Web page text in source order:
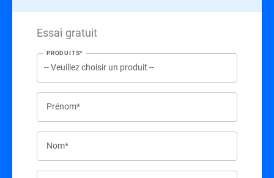
Essai gratuit
PRODUITS*
Prénom*
Nom*